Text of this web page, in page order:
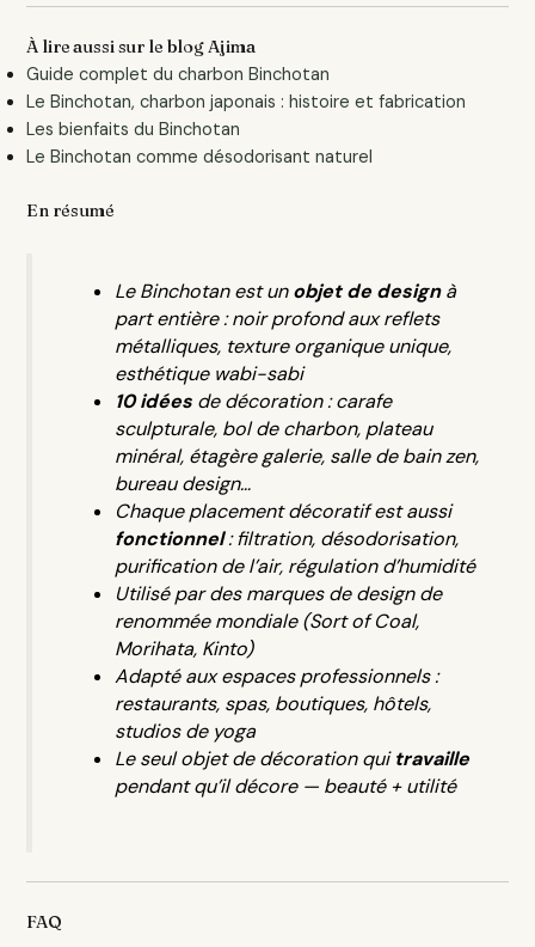
À lire aussi sur le blog Ajima
Guide complet du charbon Binchotan
Le Binchotan, charbon japonais : histoire et fabrication
Les bienfaits du Binchotan
Le Binchotan comme désodorisant naturel
En résumé
Le Binchotan est unobjet de designà
part entière : noir profond aux reflets
métalliques, texture organique unique,
esthétique wabi-sabi
10 idéesde décoration : carafe
sculpturale, bol de charbon, plateau
minéral, étagère galerie, salle de bain zen,
bureau design…
Chaque placement décoratif est aussi
fonctionnel: filtration, désodorisation,
purification de l’air, régulation d’humidité
Utilisé par des marques de design de
renommée mondiale (Sort of Coal,
Morihata, Kinto)
Adapté aux espaces professionnels :
restaurants, spas, boutiques, hôtels,
studios de yoga
Le seul objet de décoration quitravaille
pendant qu’il décore — beauté + utilité
FAQ